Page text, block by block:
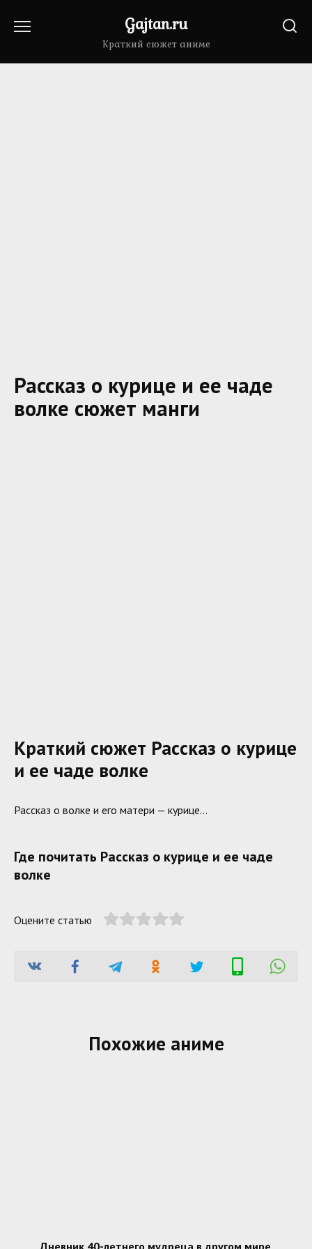
Gajtan.ru
Краткий сюжет аниме
Рассказ о курице и ее чаде
волке сюжет манги
Краткий сюжет Рассказ о курице
и ее чаде волке
Рассказ о волке и его матери — курице…
Где почитать Рассказ о курице и ее чаде
волке
Оцените статью
Похожие аниме
Дневник 40-летнего мудреца в другом мире